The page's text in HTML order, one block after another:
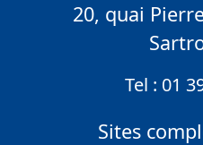
Sites
20, quai
Tel : 01